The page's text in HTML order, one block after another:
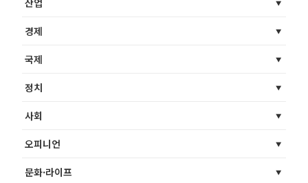
경제
국제
정치
사회
오피니언
문화·라이프